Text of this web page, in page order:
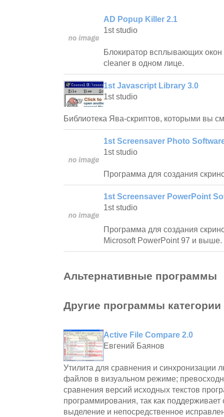
AD Popup Killer 2.1
1st studio
Блокиратор всплывающих
cleaner в одном лице.
1st Javascript Library 3.0
1st studio
Библиотека Ява-скриптов, которыми вы
1st Screensaver Photo
1st studio
Программа для создания
1st Screensaver PowerPoint
1st studio
Программа для создания
Microsoft PowerPoint 97 и выше.
Альтернативные программы
Другие программы категории
Active File Compare 2.0
Евгений Баянов
Утилита для сравнения и синхронизации
файлов в визуальном режиме;
сравнения версий исходных текстов
программирования, так как поддерживает
выделение и непосредственное